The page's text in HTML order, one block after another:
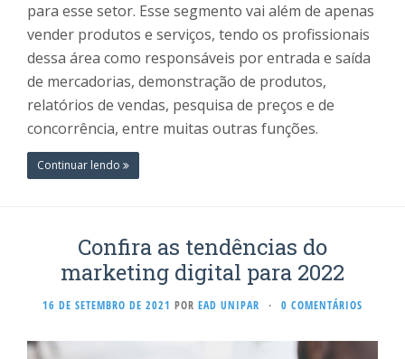
para esse setor. Esse segmento vai além de apenas
vender produtos e serviços, tendo os profissionais
dessa área como responsáveis por entrada e saída
de mercadorias, demonstração de produtos,
relatórios de vendas, pesquisa de preços e de
concorrência, entre muitas outras funções.
Continuar lendo
Confira as tendências do
marketing digital para 2022
16 DE SETEMBRO DE 2021 POR EAD UNIPAR · 0 COMENTÁRIOS